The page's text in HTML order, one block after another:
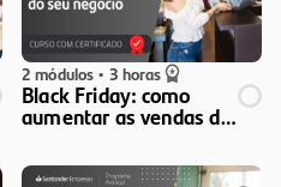
2 módulos • 3 horas
Black Friday: como
aumentar as vendas do